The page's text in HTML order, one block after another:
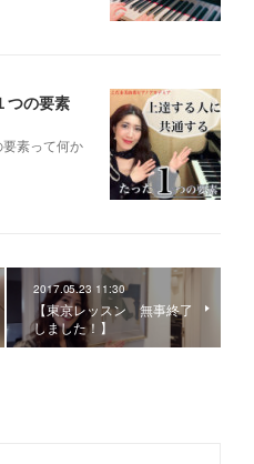
つの要素
要素って何か
2017.05.23 11:30
【東京レッスン 無事終了
しました！】